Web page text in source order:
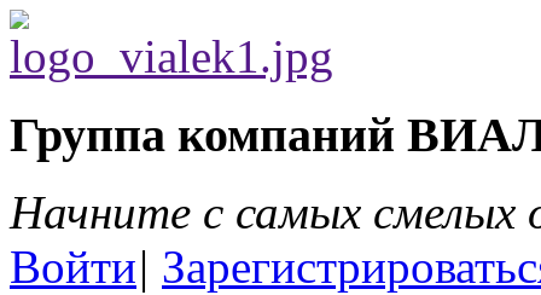
Группа компаний
Начните с самых
Войти|